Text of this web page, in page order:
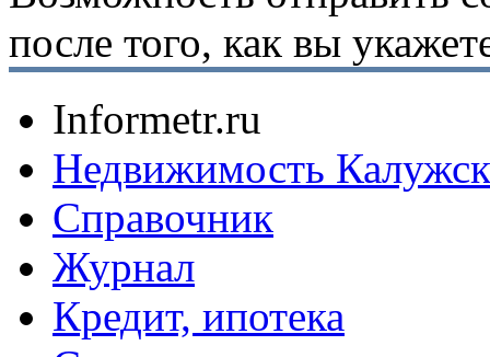
после того, как вы
Informetr.ru
Недвижимость
Справочник
Журнал
Кредит, ипотека